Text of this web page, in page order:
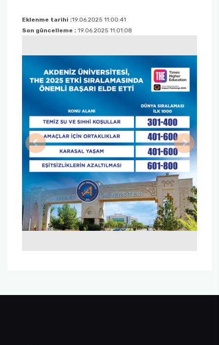
Eklenme tarihi :19.06.2025 11:00:41
Son güncelleme : 19.06.2025 11:01:08
Previous Next
Tıp Fakültesi
Turizm Fakültesi
Uygulamalı Bilimler Fakültesi